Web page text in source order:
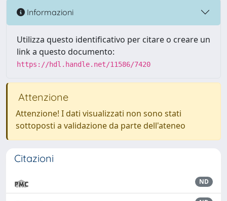
Informazioni
Utilizza questo identificativo per citare o creare un
link a questo documento:
https://hdl.handle.net/11586/7420
Attenzione
Attenzione! I dati visualizzati non sono stati
sottoposti a validazione da parte dell'ateneo
Citazioni
ND